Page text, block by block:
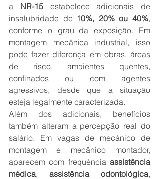
a NR-15 estabelece adicionais de
insalubridade de 10%, 20% ou 40%,
conforme o grau da exposição. Em
montagem mecânica industrial, isso
pode fazer diferença em obras, áreas
de risco, ambientes quentes,
confinados ou com agentes
agressivos, desde que a situação
esteja legalmente caracterizada.
Além dos adicionais, benefícios
também alteram a percepção real do
salário. Em vagas de mecânico de
montagem e mecânico montador,
aparecem com frequência assistência
médica, assistência odontológica